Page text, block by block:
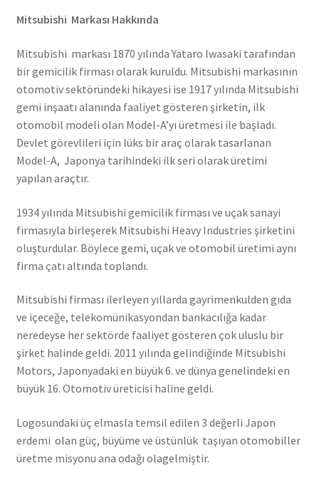
Mitsubishi Markası Hakkında
Mitsubishi markası 1870 yılında Yataro Iwasaki tarafından
bir gemicilik firması olarak kuruldu. Mitsubishi markasının
otomotiv sektöründeki hikayesi ise 1917 yılında Mitsubishi
gemi inşaatı alanında faaliyet gösteren şirketin, ilk
otomobil modeli olan Model-A’yı üretmesi ile başladı.
Devlet görevlileri için lüks bir araç olarak tasarlanan
Model-A, Japonya tarihindeki ilk seri olarak üretimi
yapılan araçtır.
1934 yılında Mitsubishi gemicilik firması ve uçak sanayi
firmasıyla birleşerek Mitsubishi Heavy Industries şirketini
oluşturdular. Böylece gemi, uçak ve otomobil üretimi aynı
firma çatı altında toplandı.
Mitsubishi firması ilerleyen yıllarda gayrimenkulden gıda
ve içeceğe, telekomünikasyondan bankacılığa kadar
neredeyse her sektörde faaliyet gösteren çok uluslu bir
şirket halinde geldi. 2011 yılında gelindiğinde Mitsubishi
Motors, Japonyadaki en büyük 6. ve dünya genelindeki en
büyük 16. Otomotiv üreticisi haline geldi.
Logosundaki üç elmasla temsil edilen 3 değerli Japon
erdemi olan güç, büyüme ve üstünlük taşıyan otomobiller
üretme misyonu ana odağı olagelmiştir.